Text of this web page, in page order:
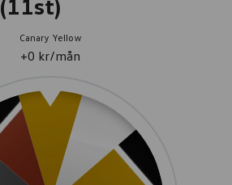
Canary Yellow
+0 kr/mån